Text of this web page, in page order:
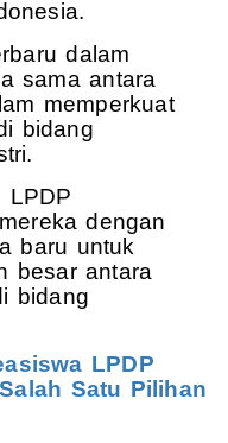
dalam
sama antara
memperkuat
bidang
LPDP
dengan
baru untuk
besar antara
bidang
LPDP
Satu Pilihan